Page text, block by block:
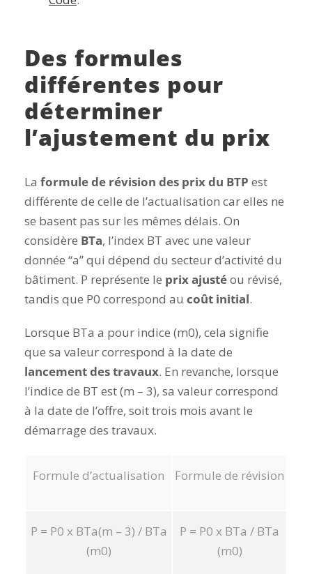
Des formules
différentes pour
déterminer
l’ajustement du prix
La formule de révision des prix du BTP est
différente de celle de l’actualisation car elles ne
se basent pas sur les mêmes délais. On
considère BTa, l’index BT avec une valeur
donnée “a” qui dépend du secteur d’activité du
bâtiment. P représente le prix ajustéou révisé,
tandis que P0 correspond au coût initial.
Lorsque BTa a pour indice (m0), cela signifie
que sa valeur correspond à la date de
lancement des travaux. En revanche, lorsque
l’indice de BT est (m – 3), sa valeur correspond
à la date de l’offre, soit trois mois avant le
démarrage des travaux.
Formule d’actualisation Formule de révision
P = P0 x BTa(m – 3) / BTa
(m0)
P = P0 x BTa / BTa
(m0)